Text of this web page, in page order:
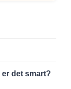
det smart?